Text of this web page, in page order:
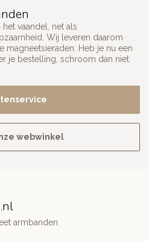
vaandel, net als
Wij leveren daarom
magneetsieraden. Heb je nu een
je bestelling, schroom dan niet.
webwinkel
armbanden